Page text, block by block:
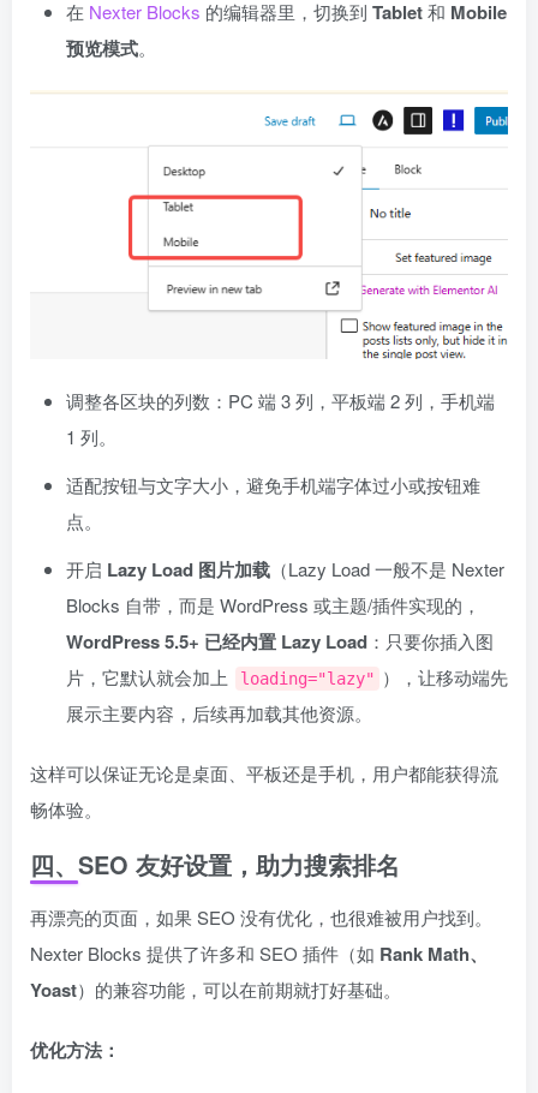
在 Nexter Blocks 的编辑器里，切换到 Tablet和 Mobile
预览模式。
调整各区块的列数：PC 端 3 列，平板端 2 列，手机端
1 列。
适配按钮与文字大小，避免手机端字体过小或按钮难
点。
开启 Lazy Load 图片加载 （Lazy Load 一般不是 Nexter
Blocks 自带，而是 WordPress 或主题/插件实现的，
WordPress 5.5+ 已经内置 Lazy Load ：只要你插入图
片，它默认就会加上
loading="lazy"
），让移动端先
展示主要内容，后续再加载其他资源。
这样可以保证无论是桌面、平板还是手机，用户都能获得流
畅体验。
四、SEO 友好设置，助力搜索排名
再漂亮的页面，如果 SEO 没有优化，也很难被用户找到。
Nexter Blocks 提供了许多和 SEO 插件（如 Rank Math、
Yoast）的兼容功能，可以在前期就打好基础。
优化方法：